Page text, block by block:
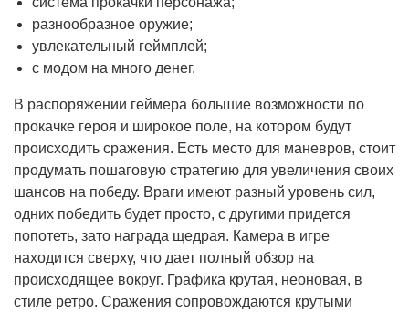
разнообразное оружие;
увлекательный геймплей;
с модом на много денег.
В распоряжении геймера большие возможности по
прокачке героя и широкое поле, на котором будут
происходить сражения. Есть место для маневров, стоит
продумать пошаговую стратегию для увеличения своих
шансов на победу. Враги имеют разный уровень сил,
одних победить будет просто, с другими придется
попотеть, зато награда щедрая. Камера в игре
находится сверху, что дает полный обзор на
происходящее вокруг. Графика крутая, неоновая, в
стиле ретро. Сражения сопровождаются крутыми